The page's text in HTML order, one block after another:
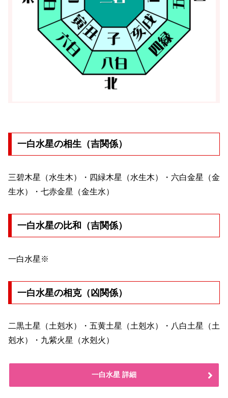
一白水星の相生（吉関係）
三碧木星（水生木）・四緑木星（水生木）・六白金星（金
生水）・七赤金星（金生水）
一白水星の比和（吉関係）
一白水星※
一白水星の相克（凶関係）
二黒土星（土剋水）・五黄土星（土剋水）・八白土星（土
剋水）・九紫火星（水剋火）
一白水星 詳細